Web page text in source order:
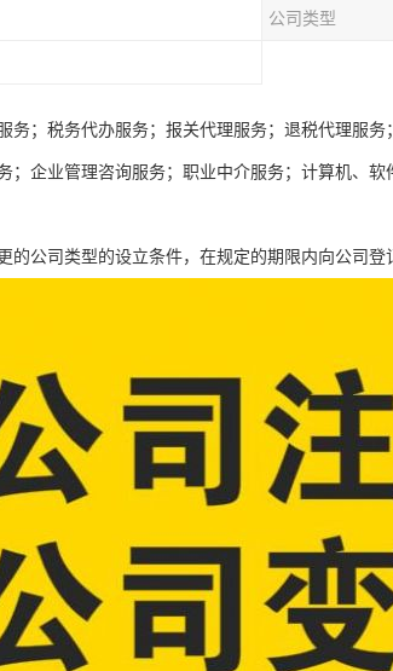
公司类型
务；税务代办服务；报关代理服务；退税代理服
；企业管理咨询服务；职业中介服务；计算机、
的公司类型的设立条件，在规定的期限内向公司